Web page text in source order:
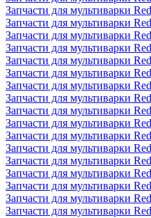
Запчасти для мультиварки
Запчасти для мультиварки
Запчасти для мультиварки
Запчасти для мультиварки
Запчасти для мультиварки
Запчасти для мультиварки
Запчасти для мультиварки
Запчасти для мультиварки
Запчасти для мультиварки
Запчасти для мультиварки
Запчасти для мультиварки
Запчасти для мультиварки
Запчасти для мультиварки
Запчасти для мультиварки
Запчасти для мультиварки
Запчасти для мультиварки
Запчасти для мультиварки